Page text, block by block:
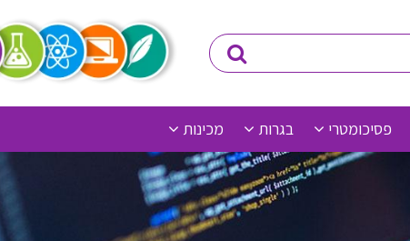
פסיכומטרי בגרות מכינות